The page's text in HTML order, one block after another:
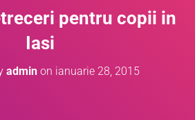
pentru copii in
Iasi
admin on ianuarie 28, 2015